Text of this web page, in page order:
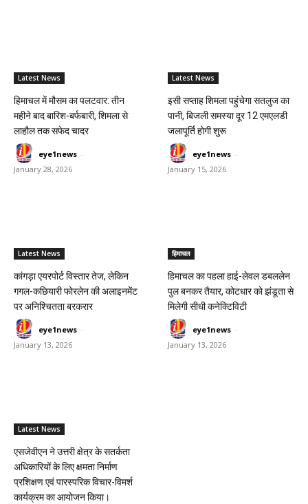
Latest News
हिमाचल में मौसम का पलटवार: तीन
महीने बाद बारिश-बर्फबारी, शिमला से
लाहौल तक सफेद चादर
eye1news -
January 28, 2026
Latest News
इसी सप्ताह शिमला पहुंचेगा सतलुज का
पानी, बिजली समस्या दूर 12 एमएलडी
जलापूर्ति होगी शुरू
eye1news -
January 15, 2026
Latest News
कांगड़ा एयरपोर्ट विस्तार तेज, लेकिन
गगल-कछियारी फोरलेन की अलाइनमेंट
पर अनिश्चितता बरकरार
eye1news -
January 13, 2026
हिमाचल
हिमाचल का पहला हाई-लेवल डबललेन
पुल बनकर तैयार, कोटधार को झंडूता से
मिलेगी सीधी कनेक्टिविटी
eye1news -
January 13, 2026
Latest News
एसजेवीएन ने उत्तरी क्षेत्र के सतर्कता
अधिकारियों के लिए क्षमता निर्माण
प्रशिक्षण एवं पारस्‍परिक विचार-विमर्श
कार्यक्रम का आयोजन किया।